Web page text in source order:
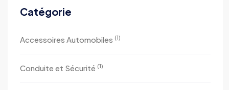
Catégorie
Accessoires Automobiles (1)
Conduite et Sécurité (1)